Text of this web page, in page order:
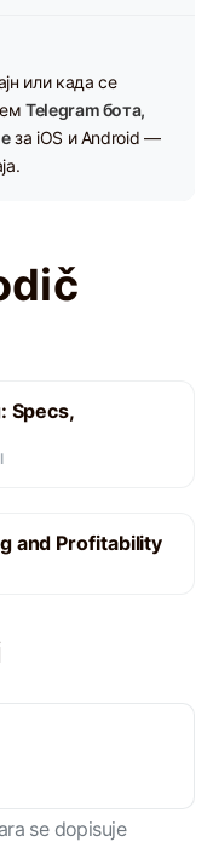
или када се
Telegram бота,
за iOS и Android —
Specs,
and Profitability
se dopisuje